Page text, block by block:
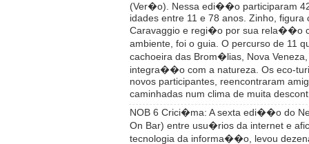
(Ver�o). Nessa edi��o participaram
idades entre 11 e 78 anos. Zinho, figura
Caravaggio e regi�o por sua rela��o
ambiente, foi o guia. O percurso de 11
cachoeira das Brom�lias, Nova
integra��o com a natureza. Os eco-
novos participantes, reencontraram
caminhadas num clima de muita
NOB 6 Crici�ma: A sexta edi��o do
On Bar) entre usu�rios da internet e
tecnologia da informa��o, levou